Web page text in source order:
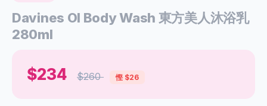
Davines OI Body Wash 東方美人沐浴乳
280ml
$234 $260 慳 $26